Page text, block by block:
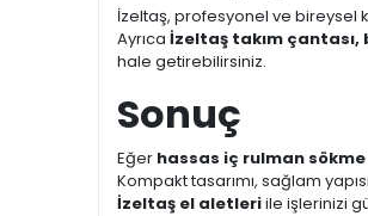
İzeltaş, profesyonel ve bireysel
Ayrıca İzeltaş takım çantası,
hale getirebilirsiniz.
Sonuç
Eğer hassas iç rulman
Kompakt tasarımı, sağlam
İzeltaş el aletleriile işlerinizi